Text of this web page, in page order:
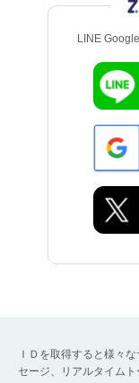
LINE
ＩＤを取得すると様々
セージ、リアルタイム